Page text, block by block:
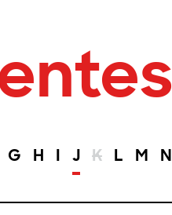
G H I J K L M N